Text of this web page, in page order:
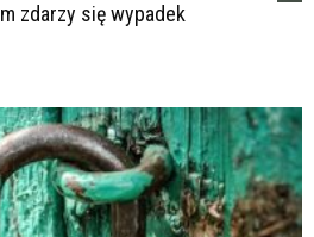
zdarzy się wypadek